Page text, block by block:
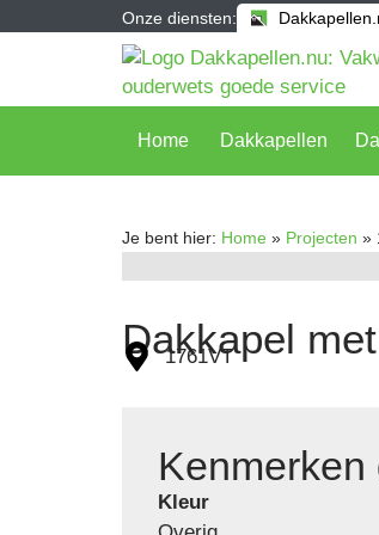
Onze diensten:
Home Dakkapellen
Je bent hier: Home » Projecten »
Dakkapel
1761VT
Kenmerken
Kleur